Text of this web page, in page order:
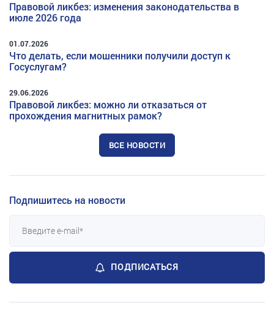
Правовой ликбез: изменения законодательства в
июле 2026 года
01.07.2026
Что делать, если мошенники получили доступ к
Госуслугам?
29.06.2026
Правовой ликбез: можно ли отказаться от
прохождения магнитных рамок?
ВСЕ НОВОСТИ
Подпишитесь на новости
ПОДПИСАТЬСЯ